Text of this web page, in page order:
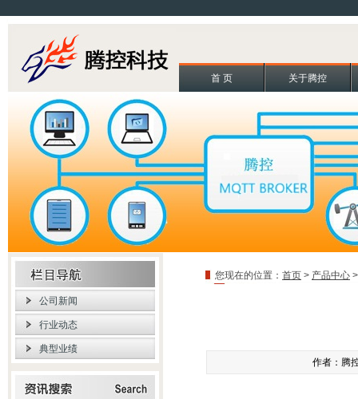
首 页 关于腾控
您现在的位置： 首页 > 产品中心
公司新闻
行业动态
典型业绩
作者：腾